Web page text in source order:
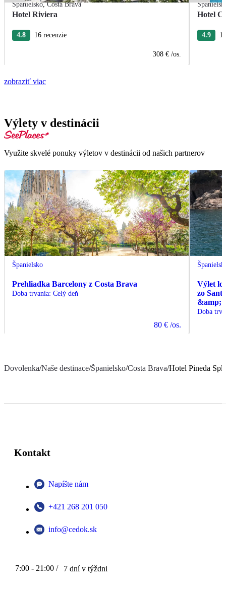
Španielsko,Costa Brava
Hotel Riviera
4.8 16 recenzie
308 € /os.
Hotel
4.9
zobraziť viac
Výlety v destinácii
Využite skvelé ponuky výletov v destinácii od našich partnerov
Španielsko
Prehliadka Barcelony z Costa Brava
Doba trvania: Celý deň
80 € /os.
Výlet
zo
&amp;
Doba
Dovolenka/Naše destinace/Španielsko/Costa Brava/Hotel Pineda
Kontakt
Napíšte nám
+421 268 201 050
info@cedok.sk
7:00 - 21:00 / 7 dní v týždni